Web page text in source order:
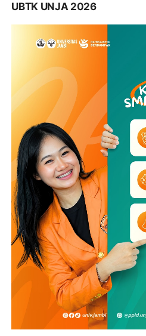
UBTK UNJA 2026